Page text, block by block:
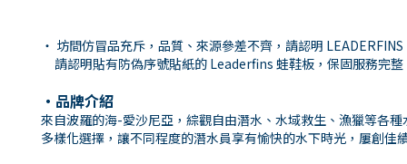
・ 坊間仿冒品充斥，品質、來源參差不齊，請認明
請認明貼有防偽序號貼紙的 Leaderfins 蛙鞋板，保固服務完整
・ 品牌介紹
來自波羅的海-愛沙尼亞，綜觀自由潛水、水域救生、漁獵等各
多樣化選擇，讓不同程度的潛水員享有愉快的水下時光，屢創佳